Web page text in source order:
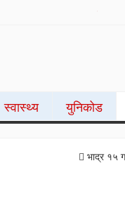
स्वास्थ्य युनिकोड
भाद्र १५